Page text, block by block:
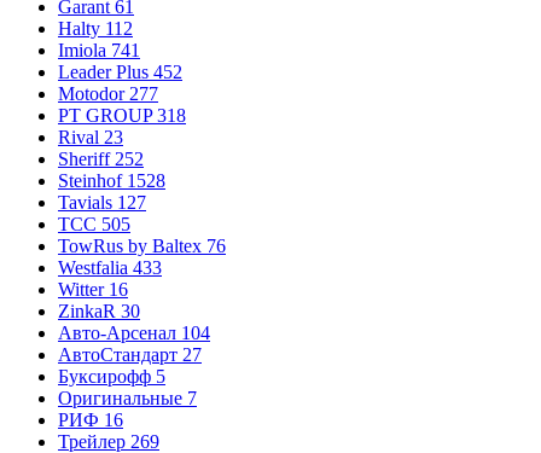
Garant 61
Halty 112
Imiola 741
Leader Plus 452
Motodor 277
PT GROUP 318
Rival 23
Sheriff 252
Steinhof 1528
Tavials 127
TCC 505
TowRus by Baltex 76
Westfalia 433
Witter 16
ZinkaR 30
Авто-Арсенал 104
АвтоСтандарт 27
Буксирофф 5
Оригинальные 7
РИФ 16
Трейлер 269